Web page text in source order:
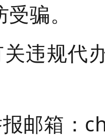
骗。
违规代
邮箱：